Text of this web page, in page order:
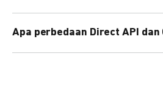
pemrograman untuk membantu
Apa perbedaan Direct API dan